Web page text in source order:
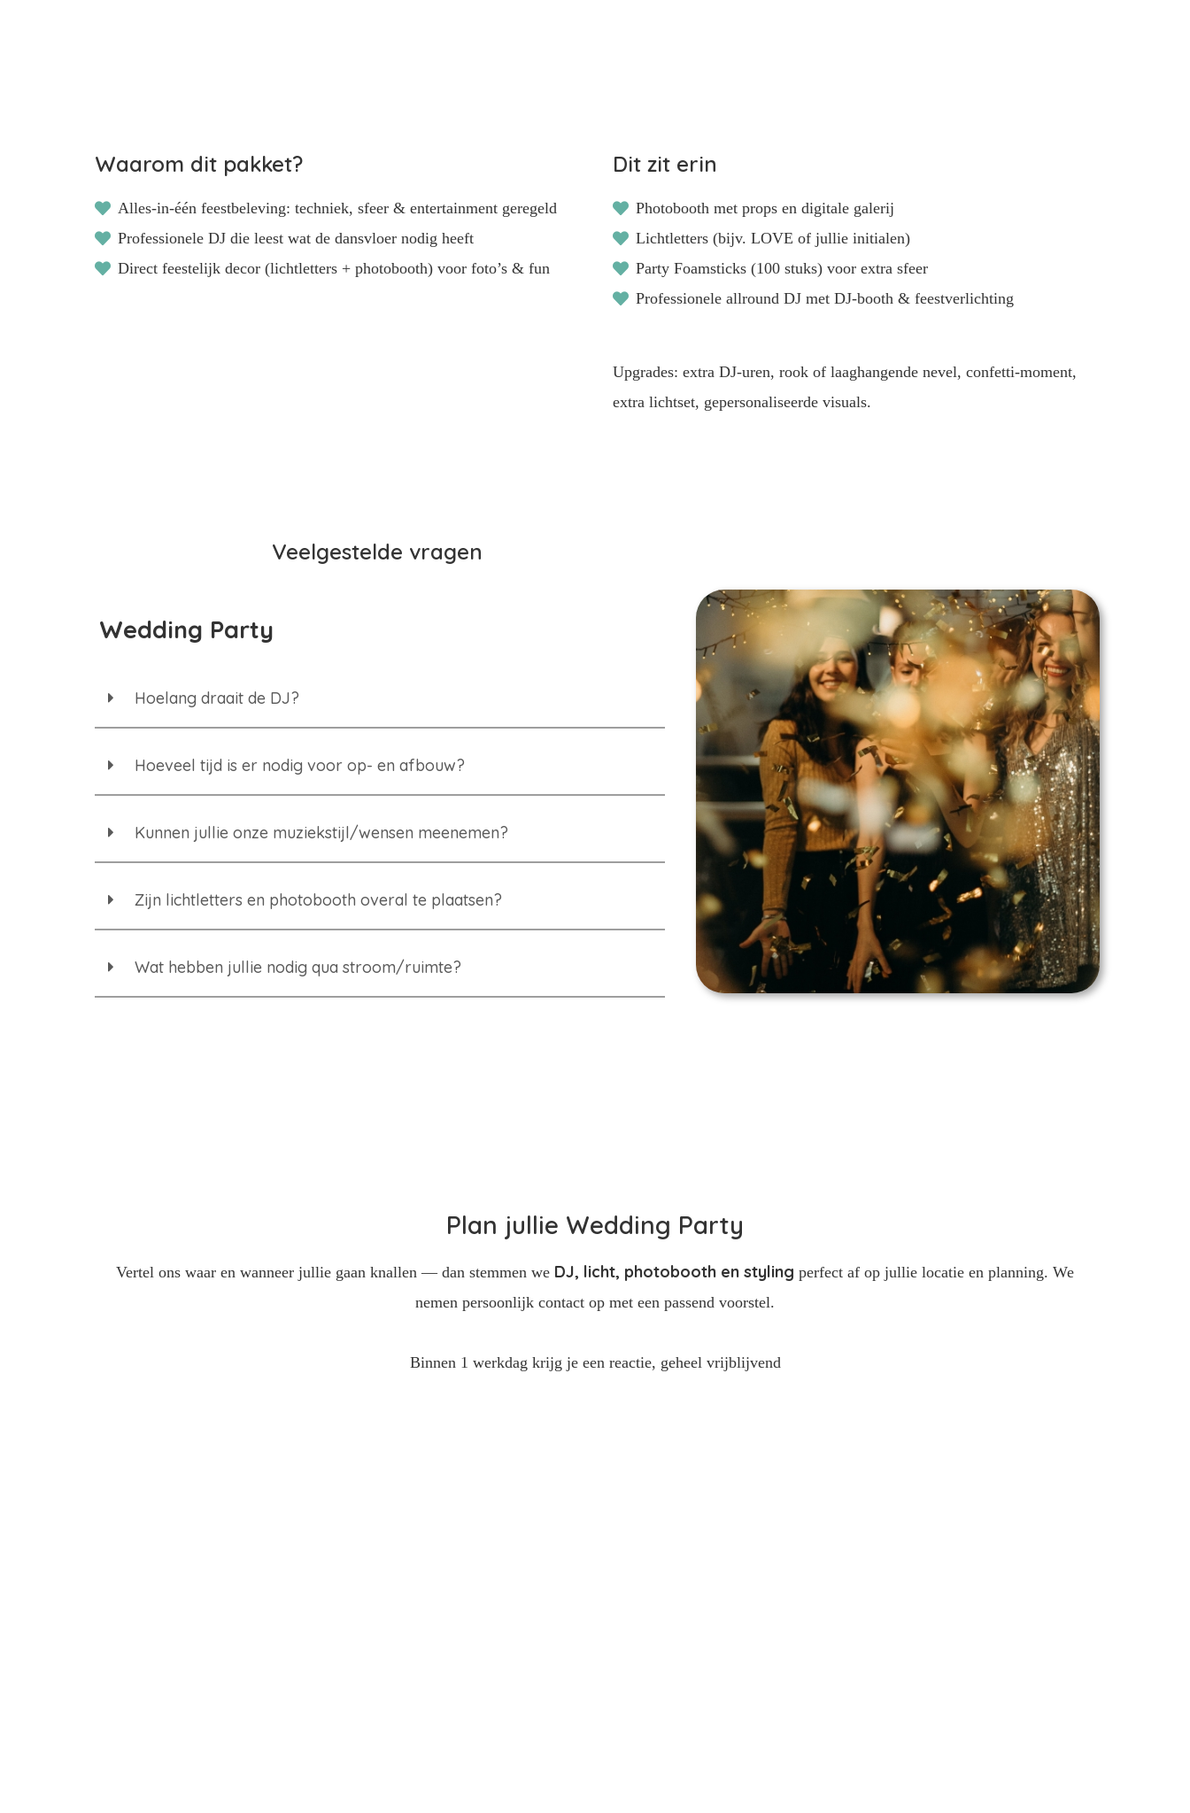
Waarom dit pakket?
Alles-in-één feestbeleving: techniek, sfeer & entertainment geregeld
Professionele DJ die leest wat de dansvloer nodig heeft
Direct feestelijk decor (lichtletters + photobooth) voor foto’s & fun
Dit zit erin
Photobooth met props en digitale galerij
Lichtletters (bijv. LOVE of jullie initialen)
Party Foamsticks (100 stuks) voor extra sfeer
Professionele allround DJ met DJ-booth & feestverlichting
Upgrades: extra DJ-uren, rook of laaghangende nevel, confetti-moment,
extra lichtset, gepersonaliseerde visuals.
Veelgestelde vragen
Wedding Party
Hoelang draait de DJ?
Hoeveel tijd is er nodig voor op- en afbouw?
Kunnen jullie onze muziekstijl/wensen meenemen?
Zijn lichtletters en photobooth overal te plaatsen?
Wat hebben jullie nodig qua stroom/ruimte?
Plan jullie Wedding Party
Vertel ons waar en wanneer jullie gaan knallen — dan stemmen we DJ, licht, photobooth en styling perfect af op jullie locatie en planning. We
nemen persoonlijk contact op met een passend voorstel.
Binnen 1 werkdag krijg je een reactie, geheel vrijblijvend